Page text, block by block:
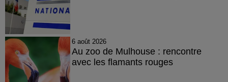
6 août 2026
Au zoo de Mulhouse : rencontre
avec les flamants rouges